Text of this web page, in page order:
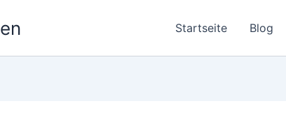
Startseite Blog